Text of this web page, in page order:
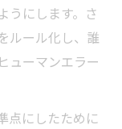
うにします。さ
ルール化し、誰
ューマンエラー
点にしたために